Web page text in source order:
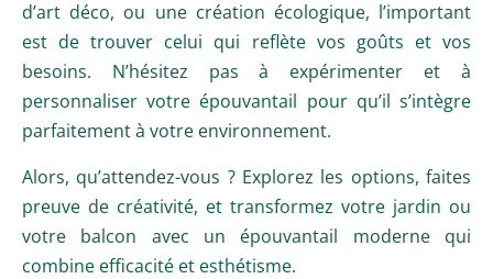
d’art déco, ou une création écologique, l’important
est de trouver celui qui reflète vos goûts et vos
besoins. N’hésitez pas à expérimenter et à
personnaliser votre épouvantail pour qu’il s’intègre
parfaitement à votre environnement.
Alors, qu’attendez-vous ? Explorez les options, faites
preuve de créativité, et transformez votre jardin ou
votre balcon avec un épouvantail moderne qui
combine efficacité et esthétisme.